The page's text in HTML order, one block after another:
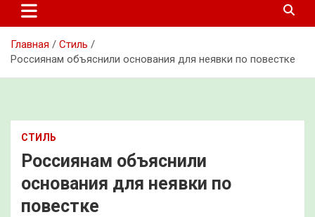
Главная
Стиль
Россиянам объяснили основания для неявки по повестке
СТИЛЬ
Россиянам объяснили
основания для неявки по
повестке